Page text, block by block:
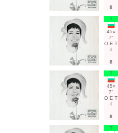
8
Т
45○
7"
О Е Т
4
8
Т
45○
7"
О Е Т
4
8
Т